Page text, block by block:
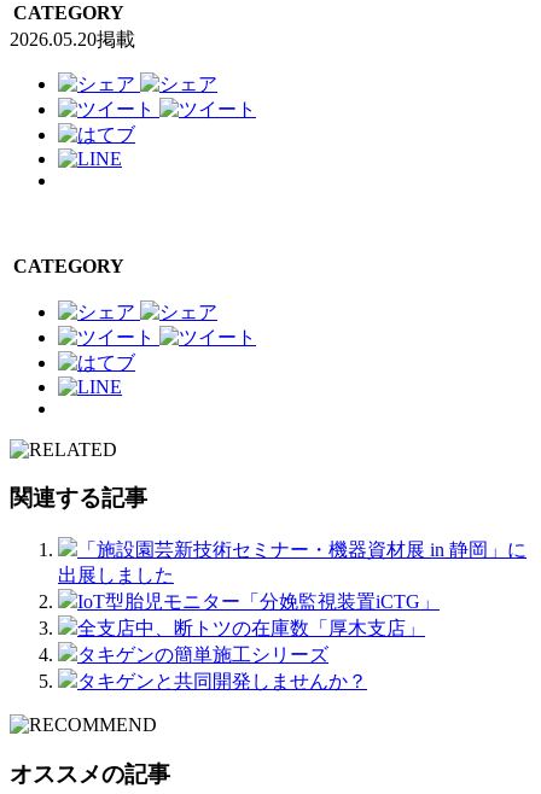
CATEGORY
2026.05.20掲載
CATEGORY
関連する記事
「施設園芸新技術セミナー・機器資材展 in 静岡」に
出展しました
IoT型胎児モニター「分娩監視装置iCTG」
全支店中、断トツの在庫数「厚木支店」
タキゲンの簡単施工シリーズ
タキゲンと共同開発しませんか？
オススメの記事